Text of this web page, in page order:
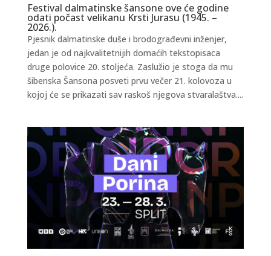
Festival dalmatinske šansone ove će godine
odati počast velikanu Krsti Jurasu (1945. –
2026.).
Pjesnik dalmatinske duše i brodograđevni inženjer,
jedan je od najkvalitetnijih domaćih tekstopisaca
druge polovice 20. stoljeća. Zaslužio je stoga da mu
šibenska Šansona posveti prvu večer 21. kolovoza u
kojoj će se prikazati sav raskoš njegova stvaralaštva....